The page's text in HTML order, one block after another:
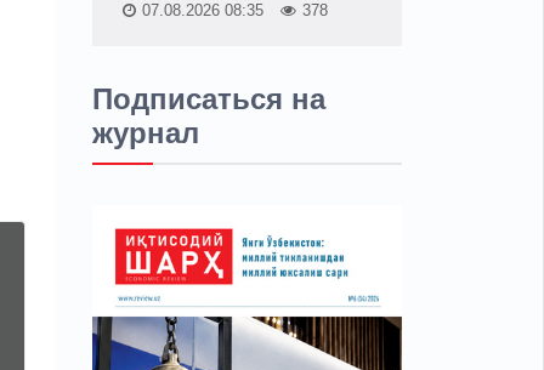
07.08.2026 08:35 378
Подписаться на
журнал